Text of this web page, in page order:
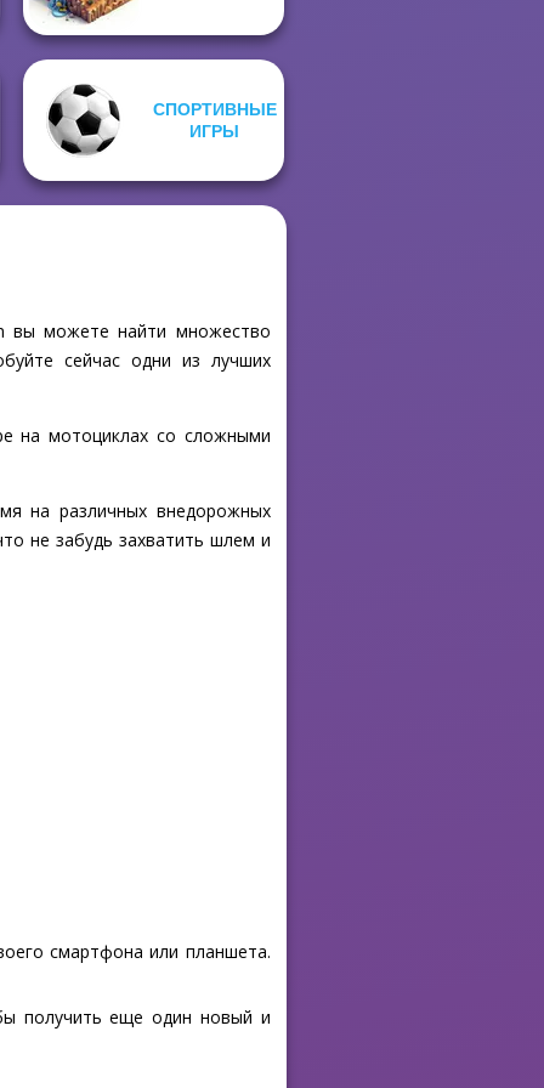
СПОРТИВНЫЕ
ИГРЫ
вы можете найти множество
сейчас одни из лучших
на мотоциклах со сложными
на различных внедорожных
не забудь захватить шлем и
смартфона или планшета.
получить еще один новый и